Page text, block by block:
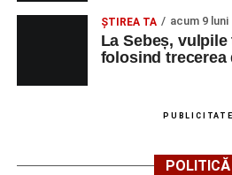
ŞTIREA TA acum 9 luni
La Sebeș,
folosind
PUBLICITATE
POLITICĂ